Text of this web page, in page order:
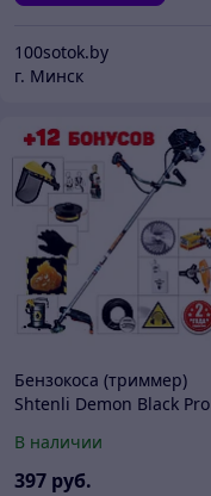
100sotok.by
г. Минск
Бензокоса (триммер)
Shtenli Demon Black Pro
В наличии
397 руб.